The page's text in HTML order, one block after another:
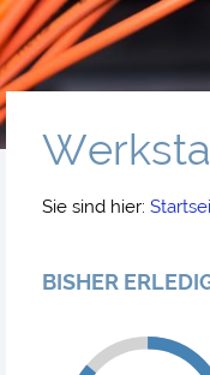
Sie sind hier:
BISHER